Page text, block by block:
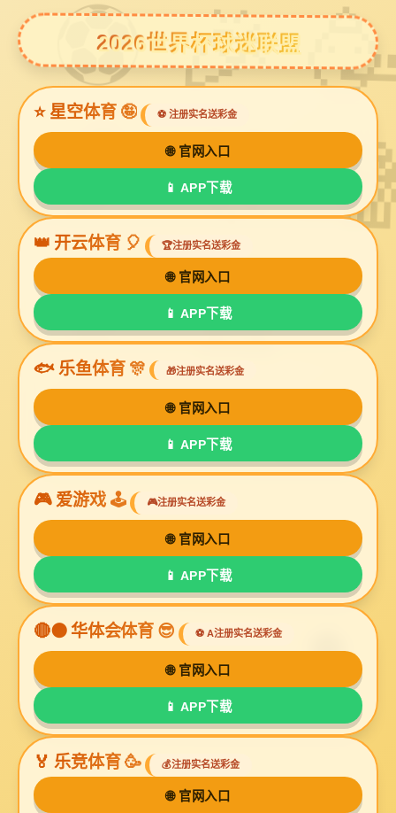
bg视讯厅
清洁刷产品模特拍摄
众筹平台产品摄影